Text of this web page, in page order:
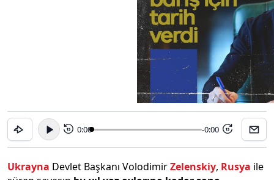
15 0:00 -0:00 15
Ukrayna Devlet Başkanı VolodimirZelenskiy, Rusya ile